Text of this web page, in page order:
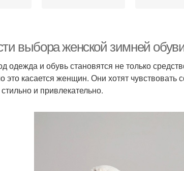
выбора женской зимней
одежда и обувь становятся не только
касается женщин. Они хотят чувствовать
и привлекательно.